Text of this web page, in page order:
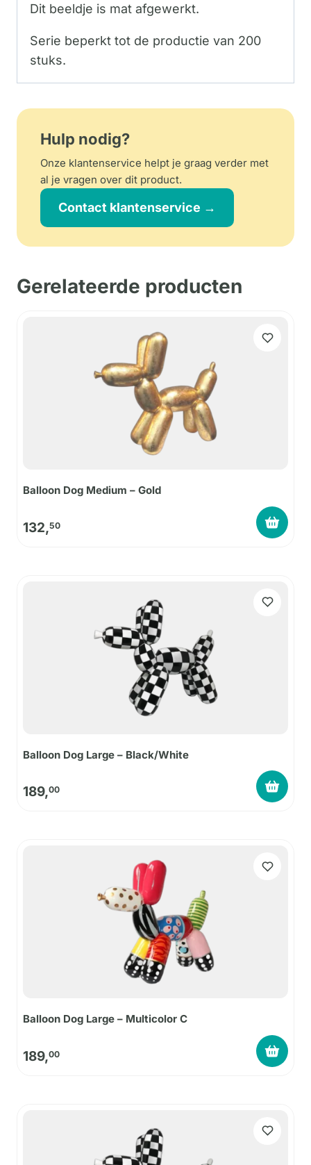
Dit beeldje is mat afgewerkt.
Serie beperkt tot de productie van 200
stuks.
Hulp nodig?
Onze klantenservice helpt je graag verder met
al je vragen over dit product.
Contact klantenservice →
Gerelateerde producten
Balloon Dog Medium – Gold
132,50
Balloon Dog Large – Black/White
189,00
Balloon Dog Large – Multicolor C
189,00